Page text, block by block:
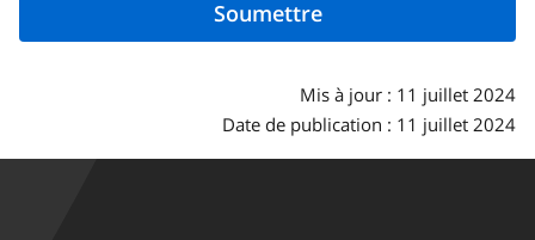
Mis à jour : 11 juillet 2024
Date de publication : 11 juillet 2024